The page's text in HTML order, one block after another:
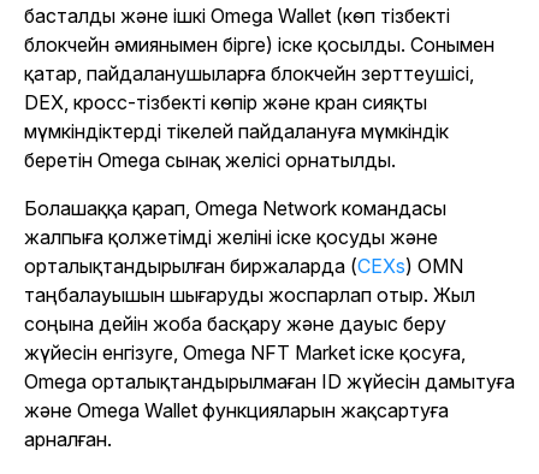
басталды және ішкі Omega Wallet (көп тізбекті
блокчейн әмиянымен бірге) іске қосылды. Сонымен
қатар, пайдаланушыларға блокчейн зерттеушісі,
DEX, кросс-тізбекті көпір және кран сияқты
мүмкіндіктерді тікелей пайдалануға мүмкіндік
беретін Omega сынақ желісі орнатылды.
Болашаққа қарап, Omega Network командасы
жалпыға қолжетімді желіні іске қосуды және
орталықтандырылған биржаларда (CEXs) OMN
таңбалауышын шығаруды жоспарлап отыр. Жыл
соңына дейін жоба басқару және дауыс беру
жүйесін енгізуге, Omega NFT Market іске қосуға,
Omega орталықтандырылмаған ID жүйесін дамытуға
және Omega Wallet функцияларын жақсартуға
арналған.